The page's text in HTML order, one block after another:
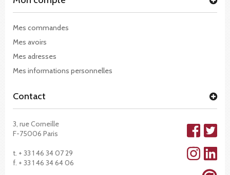
Mes commandes
Mes avoirs
Mes adresses
Mes informations personnelles
Contact
3, rue Corneille
F-75006 Paris
t. + 33 1 46 34 07 29
f. + 33 1 46 34 64 06